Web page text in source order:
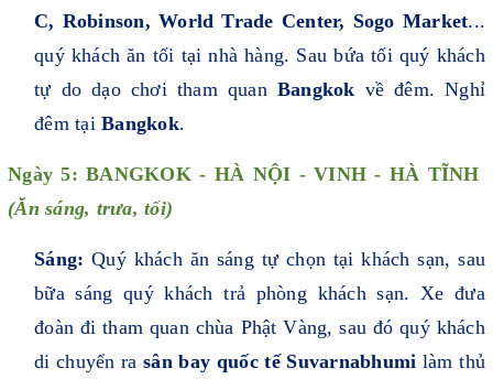
C, Robinson, World Trade Center, Sogo Market...
quý khách ăn tối tại nhà hàng. Sau bứa tối quý khách
tự do dạo chơi tham quanBangkok về đêm. Nghỉ
đêm tại Bangkok.
Ngày 5: BANGKOK - HÀ NỘI - VINH - HÀ TĨNH
(Ăn sáng, trưa, tối)
Sáng: Quý khách ăn sáng tự chọn tại khách sạn, sau
bữa sáng quý khách trả phòng khách sạn. Xe đưa
đoàn đi tham quan chùa Phật Vàng, sau đó quý khách
di chuyển rasân bay quốc tế Suvarnabhumi làm thủ